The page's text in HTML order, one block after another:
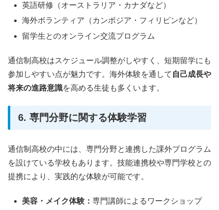
英語研修（オーストラリア・カナダなど）
海外ボランティア（カンボジア・フィリピンなど）
留学生とのオンライン交流プログラム
通信制高校はスケジュール調整がしやすく、短期留学にも
参加しやすい点が魅力です。海外体験を通して 自己成長や
将来の進路意識を高める生徒も多くいます。
6. 専門分野に関する体験学習
通信制高校の中には、専門分野と連携した課外プログラム
を設けている学校もあります。技能連携校や専門学校との
提携により、実践的な体験が可能です。
美容・メイク体験：専門講師によるワークショップ